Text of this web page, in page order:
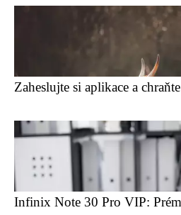
Zaheslujte si aplikace a
Infinix Note 30 Pro VIP: